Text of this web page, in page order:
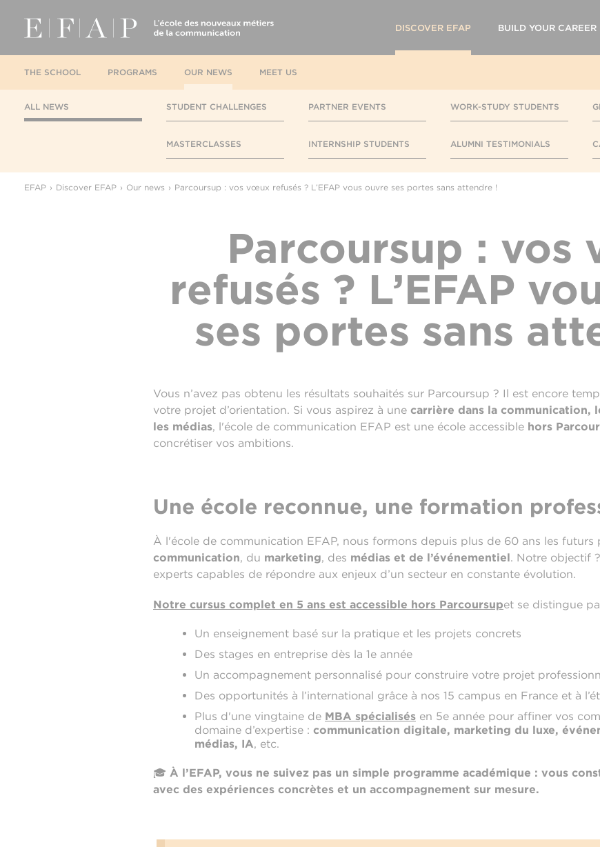
DISCOVER EFAP BUILD YOUR CAREER
THE SCHOOL PROGRAMS OUR NEWS MEET US
ALL NEWS STUDENT CHALLENGES
MASTERCLASSES
PARTNER EVENTS
INTERNSHIP STUDENTS
WORK-STUDY STUDENTS
ALUMNI TESTIMONIALS
EFAP Discover EFAP Our news Parcoursup : vos vœux refusés ? L’EFAP vous ouvre ses portes sans attendre !
Parcoursup : vos
refusés ? L’EFAP
ses portes sans
Vous n’avez pas obtenu les résultats souhaités sur Parcoursup ? Il est encore
votre projet d’orientation. Si vous aspirez à une carrière dans la communication,
les médias, l'école de communication EFAP est une école accessible hors
concrétiser vos ambitions.
Une école reconnue, une formation
À l'école de communication EFAP, nous formons depuis plus de 60 ans les futurs
communication, du marketing, des médias et de l’événementiel. Notre objectif
experts capables de répondre aux enjeux d’un secteur en constante évolution.
Notre cursus complet en 5 ans est accessible hors Parcoursupet se distingue
Un enseignement basé sur la pratique et les projets concrets
Des stages en entreprise dès la 1e année
Un accompagnement personnalisé pour construire votre projet
Des opportunités à l’international grâce à nos 15 campus en France et à
Plus d'une vingtaine de MBA spécialisés en 5e année pour affiner vos
domaine d’expertise : communication digitale, marketing du luxe,
médias, IA, etc.
🎓 À l’EFAP, vous ne suivez pas un simple programme académique : vous
avec des expériences concrètes et un accompagnement sur mesure.